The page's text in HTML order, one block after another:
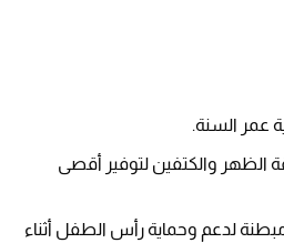
عمر السنة.
والكتفين لتوفير أقصى
لدعم وحماية رأس الطفل أثناء